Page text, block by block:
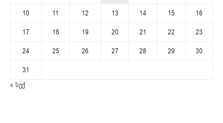
10
11 12 13 14 15
16
17
18 19 20 21 22
23
24
25 26 27 28 29
30
31
« სექ